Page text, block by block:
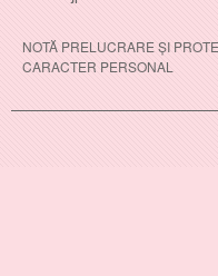
NOTĂ PRELUCRARE ȘI
CARACTER PERSONAL